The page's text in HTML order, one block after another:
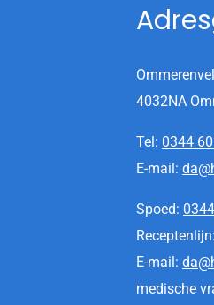
4032NA
Tel: 0344
E-mail:
Spoed:
Receptenlijn:
E-mail:
medische